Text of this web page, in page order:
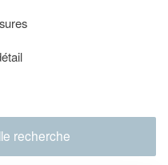
recherche